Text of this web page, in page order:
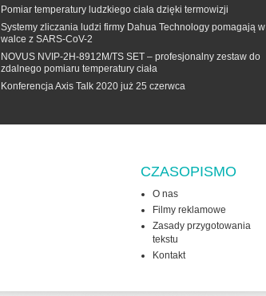
Pomiar temperatury ludzkiego ciała dzięki termowizji
Systemy zliczania ludzi firmy Dahua Technology pomagają w
walce z SARS-CoV-2
NOVUS NVIP-2H-8912M/TS SET – profesjonalny zestaw do
zdalnego pomiaru temperatury ciała
Konferencja Axis Talk 2020 już 25 czerwca
CZASOPISMO
O nas
Filmy reklamowe
Zasady przygotowania
tekstu
Kontakt